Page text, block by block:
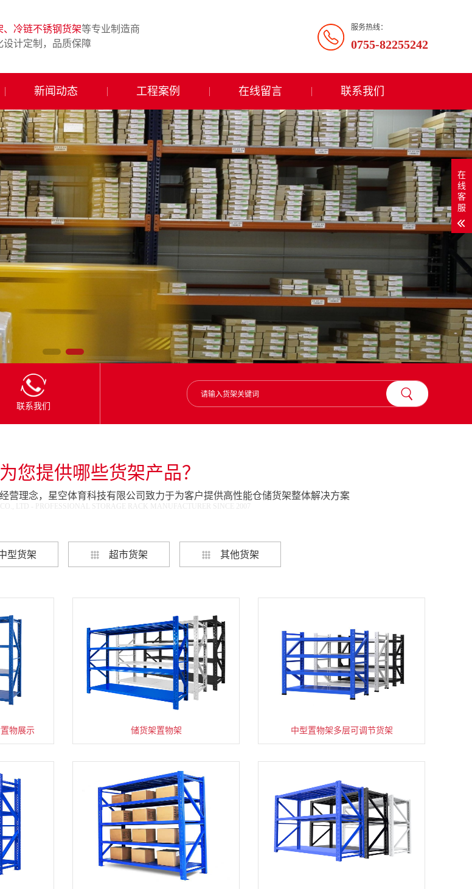
服务热线：
0755-82255242
冷链不锈钢货架等专业制造商
设计定制，品质保障
新闻动态 工程案例 在线留言 联系我们
联系我们
您提供哪些货架产品？
营理念，星空体育科技有限公司致力于为客户提供高性能仓储货架整体解决方案
LTD - PROFESSIONAL STORAGE RACK MANUFACTURER SINCE 2007
型货架 超市货架 其他货架
物展示 储货架置物架 中型置物架多层可调节货架
超市零食储物架快递货物架 货架仓库用仓储置物架四层展示架
在
线
客
服